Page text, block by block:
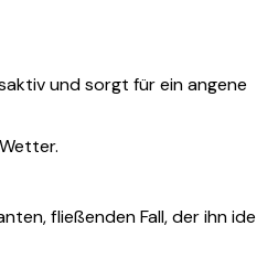
und sorgt für ein angene
fließenden Fall, der ihn ide